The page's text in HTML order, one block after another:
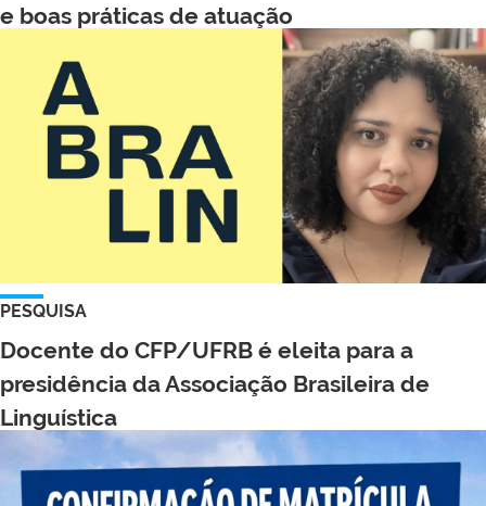
e boas práticas de atuação
PESQUISA
Docente do CFP/UFRB é eleita para a
presidência da Associação Brasileira de
Linguística